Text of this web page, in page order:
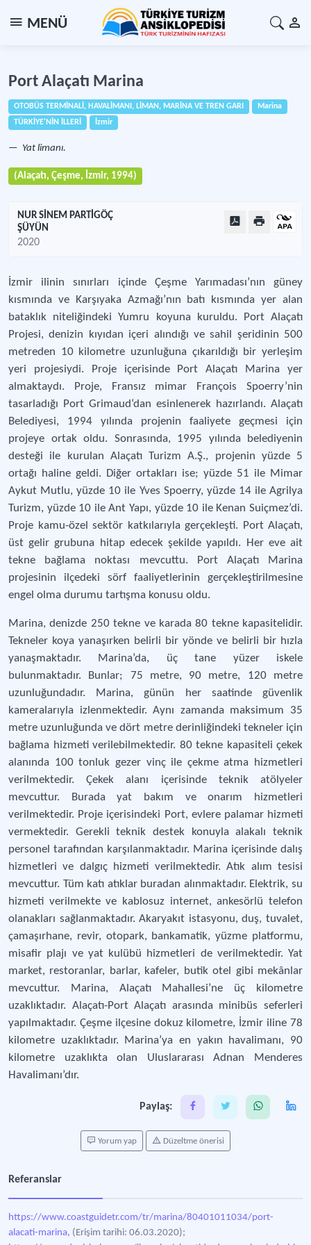
MENÜ
Port Alaçatı Marina
OTOBÜS TERMİNALİ, HAVALİMANI, LİMAN, MARİNA VE TREN GARI
Marina
TÜRKİYE'NİN İLLERİ
İzmir
Yat limanı.
(Alaçatı, Çeşme, İzmir, 1994)
NUR SİNEM PARTİGÖÇ
ŞÜYÜN
2020
İzmir ilinin sınırları içinde Çeşme Yarımadası’nın güney
kısmında ve Karşıyaka Azmağı’nın batı kısmında yer alan
bataklık niteliğindeki Yumru koyuna kuruldu. Port Alaçatı
Projesi, denizin kıyıdan içeri alındığı ve sahil şeridinin 500
metreden 10 kilometre uzunluğuna çıkarıldığı bir yerleşim
yeri projesiydi. Proje içerisinde Port Alaçatı Marina yer
almaktaydı. Proje, Fransız mimar François Spoerry’nin
tasarladığı Port Grimaud‘dan esinlenerek hazırlandı. Alaçatı
Belediyesi, 1994 yılında projenin faaliyete geçmesi için
projeye ortak oldu. Sonrasında, 1995 yılında belediyenin
desteği ile kurulan Alaçatı Turizm A.Ş., projenin yüzde 5
ortağı haline geldi. Diğer ortakları ise; yüzde 51 ile Mimar
Aykut Mutlu, yüzde 10 ile Yves Spoerry, yüzde 14 ile Agrilya
Turizm, yüzde 10 ile Ant Yapı, yüzde 10 ile Kenan Suiçmez’di.
Proje kamu-özel sektör katkılarıyla gerçekleşti. Port Alaçatı,
üst gelir grubuna hitap edecek şekilde yapıldı. Her eve ait
tekne bağlama noktası mevcuttu. Port Alaçatı Marina
projesinin ilçedeki sörf faaliyetlerinin gerçekleştirilmesine
engel olma durumu tartışma konusu oldu.
Marina, denizde 250 tekne ve karada 80 tekne kapasitelidir.
Tekneler koya yanaşırken belirli bir yönde ve belirli bir hızla
yanaşmaktadır. Marina’da, üç tane yüzer iskele
bulunmaktadır. Bunlar; 75 metre, 90 metre, 120 metre
uzunluğundadır. Marina, günün her saatinde güvenlik
kameralarıyla izlenmektedir. Aynı zamanda maksimum 35
metre uzunluğunda ve dört metre derinliğindeki tekneler için
bağlama hizmeti verilebilmektedir. 80 tekne kapasiteli çekek
alanında 100 tonluk gezer vinç ile çekme atma hizmetleri
verilmektedir. Çekek alanı içerisinde teknik atölyeler
mevcuttur. Burada yat bakım ve onarım hizmetleri
verilmektedir. Proje içerisindeki Port, evlere palamar hizmeti
vermektedir. Gerekli teknik destek konuyla alakalı teknik
personel tarafından karşılanmaktadır. Marina içerisinde dalış
hizmetleri ve dalgıç hizmeti verilmektedir. Atık alım tesisi
mevcuttur. Tüm katı atıklar buradan alınmaktadır. Elektrik, su
hizmeti verilmekte ve kablosuz internet, ankesörlü telefon
olanakları sağlanmaktadır. Akaryakıt istasyonu, duş, tuvalet,
çamaşırhane, revir, otopark, bankamatik, yüzme platformu,
misafir plajı ve yat kulübü hizmetleri de verilmektedir. Yat
market, restoranlar, barlar, kafeler, butik otel gibi mekânlar
mevcuttur. Marina, Alaçatı Mahallesi’ne üç kilometre
uzaklıktadır. Alaçatı-Port Alaçatı arasında minibüs seferleri
yapılmaktadır. Çeşme ilçesine dokuz kilometre, İzmir iline 78
kilometre uzaklıktadır. Marina’ya en yakın havalimanı, 90
kilometre uzaklıkta olan Uluslararası Adnan Menderes
Havalimanı’dır.
Paylaş:
Yorum yap Düzeltme önerisi
Referanslar
https://www.coastguidetr.com/tr/marina/80401011034/port-
alacati-marina, (Erişim tarihi: 06.03.2020);